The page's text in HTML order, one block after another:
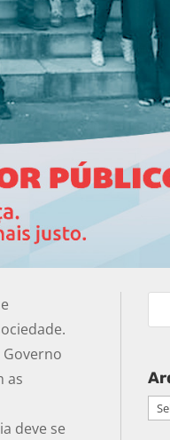
as
deve se